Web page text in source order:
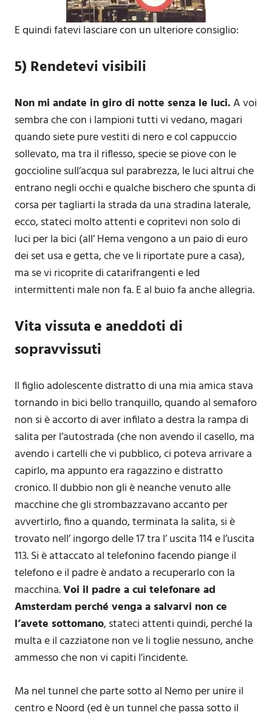
E quindi fatevi lasciare con un ulteriore consiglio:
5) Rendetevi visibili
Non mi andate in giro di notte senza le luci.A voi
sembra che con i lampioni tutti vi vedano, magari
quando siete pure vestiti di nero e col cappuccio
sollevato, ma tra il riflesso, specie se piove con le
goccioline sull’acqua sul parabrezza, le luci altrui che
entrano negli occhi e qualche bischero che spunta di
corsa per tagliarti la strada da una stradina laterale,
ecco, stateci molto attenti e copritevi non solo di
luci per la bici (all’ Hema vengono a un paio di euro
dei set usa e getta, che ve li riportate pure a casa),
ma se vi ricoprite di catarifrangenti e led
intermittenti male non fa. E al buio fa anche allegria.
Vita vissuta e aneddoti di
sopravvissuti
Il figlio adolescente distratto di una mia amica stava
tornando in bici bello tranquillo, quando al semaforo
non si è accorto di aver infilato a destra la rampa di
salita per l’autostrada (che non avendo il casello, ma
avendo i cartelli che vi pubblico, ci poteva arrivare a
capirlo, ma appunto era ragazzino e distratto
cronico. Il dubbio non gli è neanche venuto alle
macchine che gli strombazzavano accanto per
avvertirlo, fino a quando, terminata la salita, si è
trovato nell’ ingorgo delle 17 tra l’ uscita 114 e l’uscita
113. Si è attaccato al telefonino facendo piange il
telefono e il padre è andato a recuperarlo con la
macchina.Voi il padre a cui telefonare ad
Amsterdam perché venga a salvarvi non ce
l’avete sottomano, stateci attenti quindi, perché la
multa e il cazziatone non ve li toglie nessuno, anche
ammesso che non vi capiti l’incidente.
Ma nel tunnel che parte sotto al Nemo per unire il
centro e Noord (ed è un tunnel che passa sotto il